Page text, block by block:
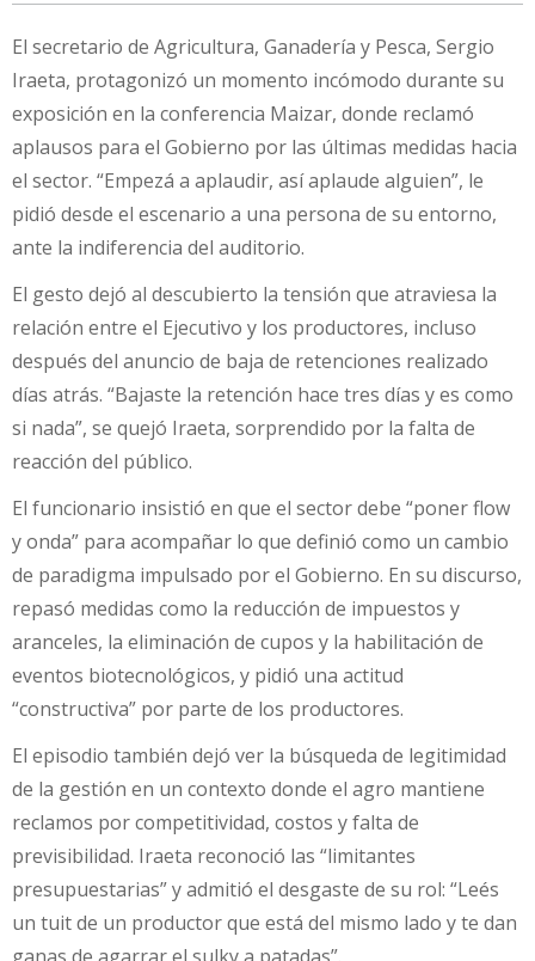
El secretario de Agricultura, Ganadería y Pesca, Sergio
Iraeta, protagonizó un momento incómodo durante su
exposición en la conferencia Maizar, donde reclamó
aplausos para el Gobierno por las últimas medidas hacia
el sector. “Empezá a aplaudir, así aplaude alguien”, le
pidió desde el escenario a una persona de su entorno,
ante la indiferencia del auditorio.
El gesto dejó al descubierto la tensión que atraviesa la
relación entre el Ejecutivo y los productores, incluso
después del anuncio de baja de retenciones realizado
días atrás. “Bajaste la retención hace tres días y es como
si nada”, se quejó Iraeta, sorprendido por la falta de
reacción del público.
El funcionario insistió en que el sector debe “poner flow
y onda” para acompañar lo que definió como un cambio
de paradigma impulsado por el Gobierno. En su discurso,
repasó medidas como la reducción de impuestos y
aranceles, la eliminación de cupos y la habilitación de
eventos biotecnológicos, y pidió una actitud
“constructiva” por parte de los productores.
El episodio también dejó ver la búsqueda de legitimidad
de la gestión en un contexto donde el agro mantiene
reclamos por competitividad, costos y falta de
previsibilidad. Iraeta reconoció las “limitantes
presupuestarias” y admitió el desgaste de su rol: “Leés
un tuit de un productor que está del mismo lado y te dan